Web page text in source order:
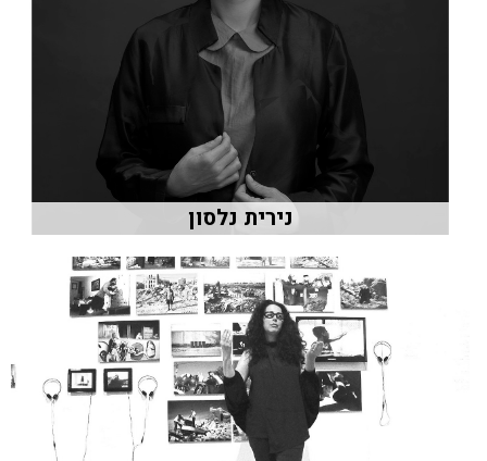
נירית נלסון